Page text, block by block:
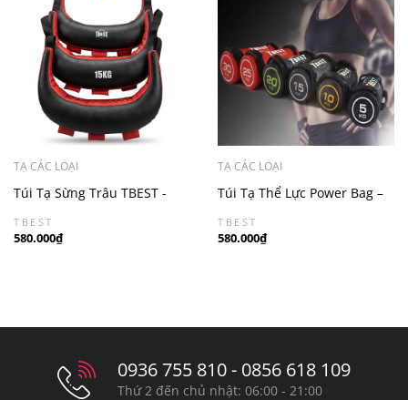
TẠ CÁC LOẠI
Túi Tạ Sừng Trâu TBEST -
Bulgarian Bag - Chính Hãng
Trung Sport
TBEST
580.000₫
TẠ CÁC LOẠI
Túi Tạ Thể Lực Power Bag –
Tập Luyện Đa Năng Tại Nhà
Và Phòng Gym
TBEST
580.000₫
0936 755 810 - 0856 618 109
Thứ 2 đến chủ nhật: 06:00 - 21:00